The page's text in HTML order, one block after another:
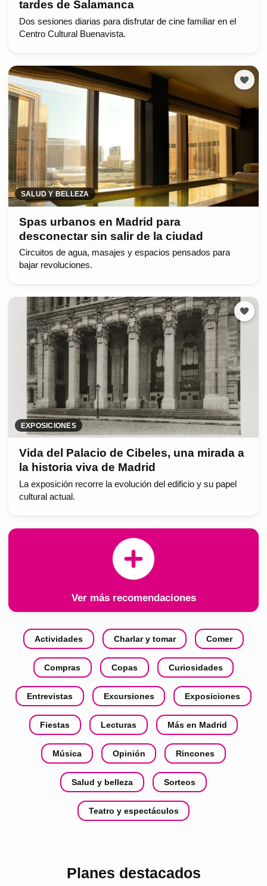
tardes de Salamanca
Dos sesiones diarias para disfrutar de cine familiar en el
Centro Cultural Buenavista.
SALUD Y BELLEZA
Spas urbanos en Madrid para
desconectar sin salir de la ciudad
Circuitos de agua, masajes y espacios pensados para
bajar revoluciones.
EXPOSICIONES
Vida del Palacio de Cibeles, una mirada a
la historia viva de Madrid
La exposición recorre la evolución del edificio y su papel
cultural actual.
Ver más recomendaciones
Actividades Charlar y tomar Comer
Compras Copas Curiosidades
Entrevistas Excursiones Exposiciones
Fiestas Lecturas Más en Madrid
Música Opinión Rincones
Salud y belleza Sorteos
Teatro y espectáculos
Planes destacados